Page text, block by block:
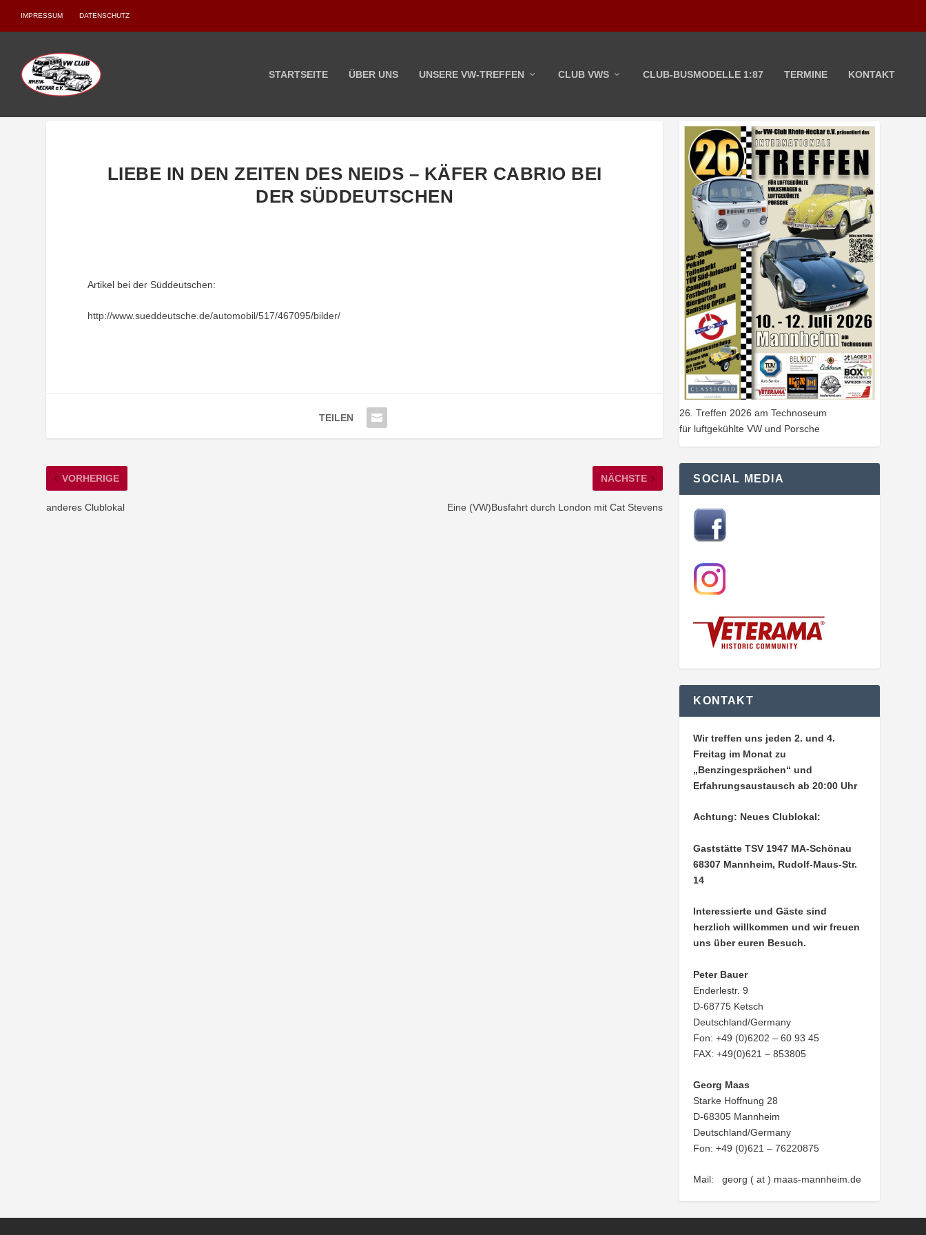
IMPRESSUM DATENSCHUTZ
STARTSEITE ÜBER UNS UNSERE VW-TREFFEN CLUB VWS CLUB-BUSMODELLE 1:87 TERMINE KONTAKT
LIEBE IN DEN ZEITEN DES NEIDS – KÄFER CABRIO BEI
DER SÜDDEUTSCHEN
Artikel bei der Süddeutschen:
http://www.sueddeutsche.de/automobil/517/467095/bilder/
TEILEN
VORHERIGE
anderes Clublokal
NÄCHSTE
Eine (VW)Busfahrt durch London mit Cat Stevens
26. Treffen 2026 am Technoseum
für luftgekühlte VW und Porsche
SOCIAL MEDIA
KONTAKT
Wir treffen uns jeden 2. und 4.
Freitag im Monat zu
„Benzingesprächen“ und
Erfahrungsaustausch ab 20:00 Uhr
Achtung: Neues Clublokal:
Gaststätte TSV 1947 MA-Schönau
68307 Mannheim, Rudolf-Maus-Str.
14
Interessierte und Gäste sind
herzlich willkommen und wir freuen
uns über euren Besuch.
Peter Bauer
Enderlestr. 9
D-68775 Ketsch
Deutschland/Germany
Fon: +49 (0)6202 – 60 93 45
FAX: +49(0)621 – 853805
Georg Maas
Starke Hoffnung 28
D-68305 Mannheim
Deutschland/Germany
Fon: +49 (0)621 – 76220875
Mail: georg ( at ) maas-mannheim.de